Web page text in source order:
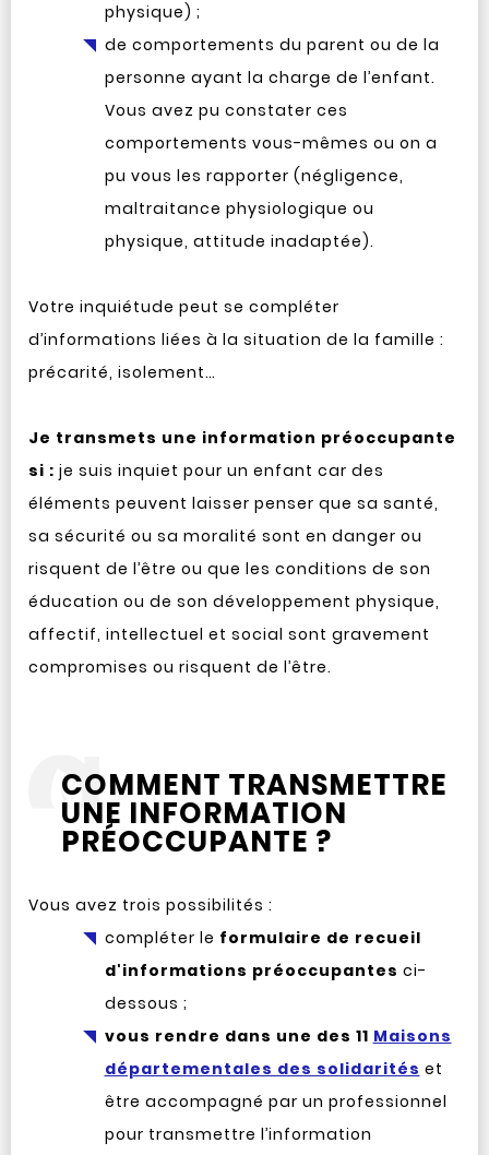
physique) ;
de comportements du parent ou de la
personne ayant la charge de l’enfant.
Vous avez pu constater ces
comportements vous-mêmes ou on a
pu vous les rapporter (négligence,
maltraitance physiologique ou
physique, attitude inadaptée).
Votre inquiétude peut se compléter
d’informations liées à la situation de la famille :
précarité, isolement…
Je transmets une information préoccupante
si : je suis inquiet pour un enfant car des
éléments peuvent laisser penser que sa santé,
sa sécurité ou sa moralité sont en danger ou
risquent de l’être ou que les conditions de son
éducation ou de son développement physique,
affectif, intellectuel et social sont gravement
compromises ou risquent de l’être.
COMMENT TRANSMETTRE
UNE INFORMATION
PRÉOCCUPANTE ?
Vous avez trois possibilités :
compléter le formulaire de recueil
d'informations préoccupantes ci-
dessous ;
vous rendre dans une des 11 Maisons
départementales des solidarités et
être accompagné par un professionnel
pour transmettre l’information